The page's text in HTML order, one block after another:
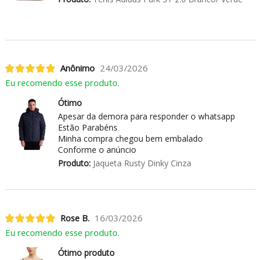
Anônimo 24/03/2026
Eu recomendo esse produto.
Ótimo
Apesar da demora para responder o whatsapp
Estão Parabéns
Minha compra chegou bem embalado
Conforme o anúncio
Produto:Jaqueta Rusty Dinky Cinza
Rose B. 16/03/2026
Eu recomendo esse produto.
Ótimo produto